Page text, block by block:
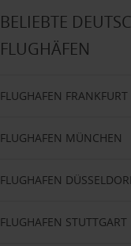
BELIEBTE
FLUGHÄFEN
FLUGHAFEN FRANKFURT
FLUGHAFEN MÜNCHEN
FLUGHAFEN
FLUGHAFEN STUTTGART